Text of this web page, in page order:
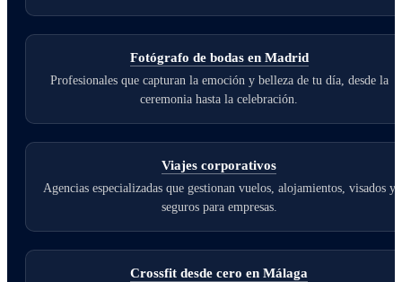
Fotógrafo de bodas en Madrid
Profesionales que capturan la emoción y belleza de tu día, desde la
ceremonia hasta la celebración.
Viajes corporativos
Agencias especializadas que gestionan vuelos, alojamientos, visados y
seguros para empresas.
Crossfit desde cero en Málaga